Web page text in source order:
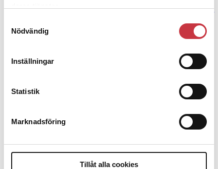
Nödvändig
Inställningar
Statistik
Marknadsföring
Tillåt alla cookies
3 juni 2026
kronor
polisaspiranter underkänns på
godtyckliga grunder